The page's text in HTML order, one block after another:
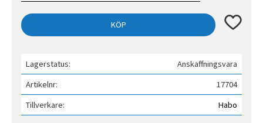
KÖP Lägg till
Lagerstatus
Anskaffningsvara
Artikelnr
17704
Tillverkare
Habo